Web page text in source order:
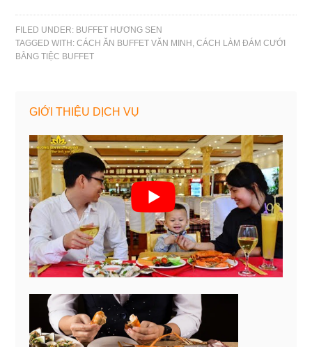
FILED UNDER: BUFFET HƯƠNG SEN
TAGGED WITH:CÁCH ĂN BUFFET VĂN MINH,CÁCH LÀM ĐÁM CƯỚI
BẰNG TIỆC BUFFET
GIỚI THIỆU DỊCH VỤ